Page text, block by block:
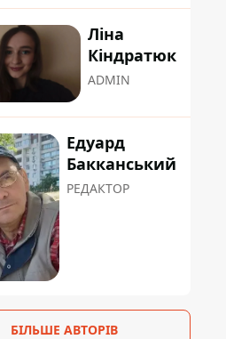
Ліна
Кіндратюк
ADMIN
Едуард
Бакканський
РЕДАКТОР
БІЛЬШЕ АВТОРІВ